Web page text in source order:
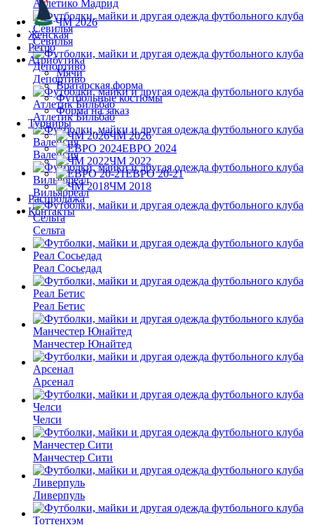
ЧМ 2026
Женская
Ретро
Атрибутика
Мячи
Вратарская форма
Футбольные костюмы
Форма на заказ
Турниры
ЧМ 2026
ЕВРО 2024
ЧМ 2022
ЕВРО 20-21
ЧМ 2018
Распродажа
Контакты
Атлетико Мадрид
Севилья
Депортиво
Атлетик Бильбао
Валенсия
Вильярреал
Сельта
Реал Сосьедад
Реал Бетис
Манчестер Юнайтед
Арсенал
Челси
Манчестер Сити
Ливерпуль